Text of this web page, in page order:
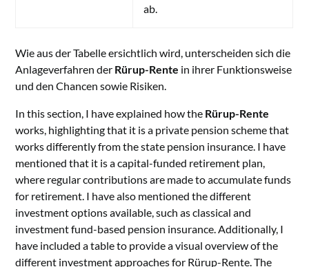
ab.
Wie aus der Tabelle ersichtlich wird, unterscheiden sich die
Anlageverfahren der Rürup-Rente in ihrer Funktionsweise
und den Chancen sowie Risiken.
In this section, I have explained how the Rürup-Rente
works, highlighting that it is a private pension scheme that
works differently from the state pension insurance. I have
mentioned that it is a capital-funded retirement plan,
where regular contributions are made to accumulate funds
for retirement. I have also mentioned the different
investment options available, such as classical and
investment fund-based pension insurance. Additionally, I
have included a table to provide a visual overview of the
different investment approaches for Rürup-Rente. The